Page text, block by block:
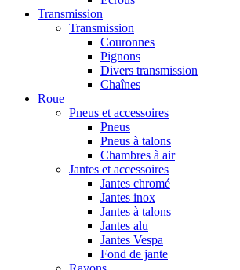
Transmission
Transmission
Couronnes
Pignons
Divers transmission
Chaînes
Roue
Pneus et accessoires
Pneus
Pneus à talons
Chambres à air
Jantes et accessoires
Jantes chromé
Jantes inox
Jantes à talons
Jantes alu
Jantes Vespa
Fond de jante